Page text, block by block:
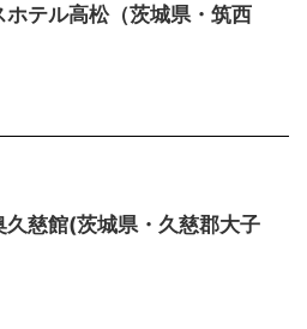
ホテル高松（茨城県・筑西
久慈館(茨城県・久慈郡大子